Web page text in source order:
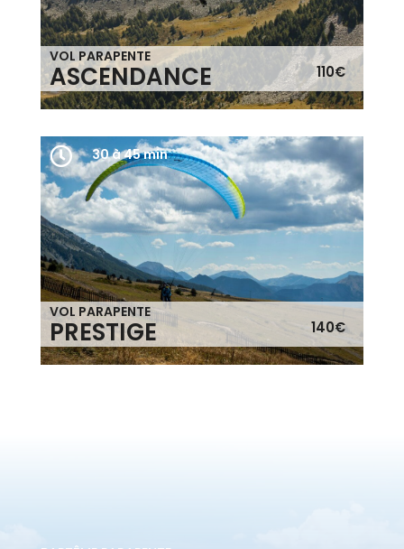
VOL PARAPENTE
ASCENDANCE 110€
 30 à 45 min
VOL PARAPENTE
PRESTIGE 140€
 30 à 45 min